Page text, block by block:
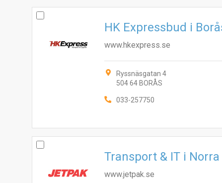
HK Expressbud i
www.hkexpress.se
Ryssnäsgatan 4
504 64 BORÅS
033-257750
Transport & IT i
www.jetpak.se